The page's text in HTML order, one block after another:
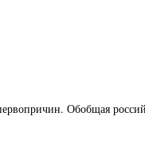
Обобщая